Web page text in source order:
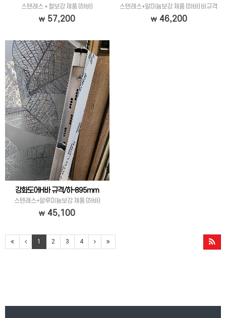
스텐레스 + 철보강 제품 (하바)
57,200
스텐레스+알미늄보강 제품 (하바) 비규격
46,200
강화도어H바 규격/하-895mm
스텐레스+알루미늄보강 제품 (하바)
45,100
1 2 3 4